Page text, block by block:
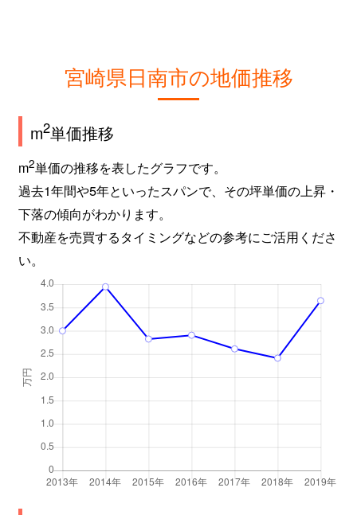
宮崎県日南市の地価推移
m2単価推移
m2単価の推移を表したグラフです。
過去1年間や5年といったスパンで、その坪単価の上昇・
下落の傾向がわかります。
不動産を売買するタイミングなどの参考にご活用くださ
い。